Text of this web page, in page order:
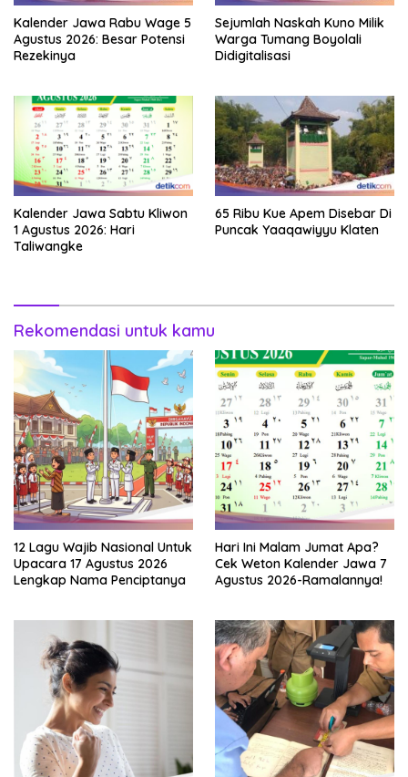
Kalender Jawa Rabu Wage 5
Agustus 2026: Besar Potensi
Rezekinya
Sejumlah Naskah Kuno Milik
Warga Tumang Boyolali
Didigitalisasi
Kalender Jawa Sabtu Kliwon
1 Agustus 2026: Hari
Taliwangke
65 Ribu Kue Apem Disebar Di
Puncak Yaaqawiyyu Klaten
Rekomendasi untuk kamu
12 Lagu Wajib Nasional Untuk
Upacara 17 Agustus 2026
Lengkap Nama Penciptanya
Hari Ini Malam Jumat Apa?
Cek Weton Kalender Jawa 7
Agustus 2026-Ramalannya!